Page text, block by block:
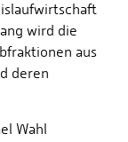
wird die
aus
deren
Wahl